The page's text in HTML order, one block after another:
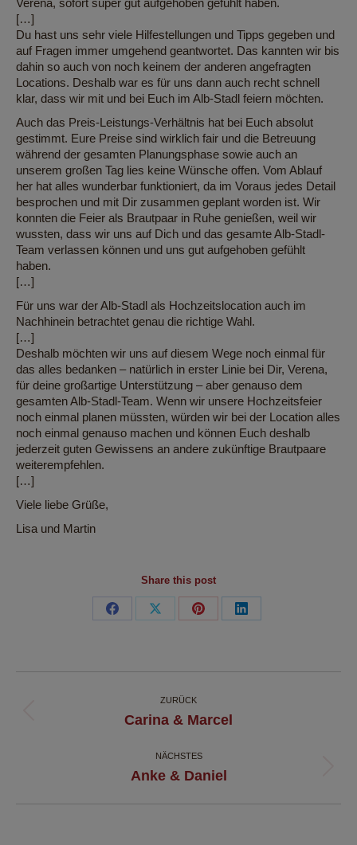
Verena, sofort super gut aufgehoben gefühlt haben.
[…]
Du hast uns sehr viele Hilfestellungen und Tipps gegeben und
auf Fragen immer umgehend geantwortet. Das kannten wir bis
dahin so auch von noch keinem der anderen angefragten
Locations. Deshalb war es für uns dann auch recht schnell
klar, dass wir mit und bei Euch im Alb-Stadl feiern möchten.
Auch das Preis-Leistungs-Verhältnis hat bei Euch absolut
gestimmt. Eure Preise sind wirklich fair und die Betreuung
während der gesamten Planungsphase sowie auch an
unserem großen Tag lies keine Wünsche offen. Vom Ablauf
her hat alles wunderbar funktioniert, da im Voraus jedes Detail
besprochen und mit Dir zusammen geplant worden ist. Wir
konnten die Feier als Brautpaar in Ruhe genießen, weil wir
wussten, dass wir uns auf Dich und das gesamte Alb-Stadl-
Team verlassen können und uns gut aufgehoben gefühlt
haben.
[…]
Für uns war der Alb-Stadl als Hochzeitslocation auch im
Nachhinein betrachtet genau die richtige Wahl.
[…]
Deshalb möchten wir uns auf diesem Wege noch einmal für
das alles bedanken – natürlich in erster Linie bei Dir, Verena,
für deine großartige Unterstützung – aber genauso dem
gesamten Alb-Stadl-Team. Wenn wir unsere Hochzeitsfeier
noch einmal planen müssten, würden wir bei der Location alles
noch einmal genauso machen und können Euch deshalb
jederzeit guten Gewissens an andere zukünftige Brautpaare
weiterempfehlen.
[…]
Viele liebe Grüße,
Lisa und Martin
Share this post
Share
Share
Share
Share
ZURÜCK
Vorheriger
Carina & Marcel
NÄCHSTES
Nächster
Anke & Daniel